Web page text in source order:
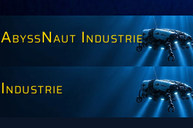
AbyssNaut Industrie
Industrie